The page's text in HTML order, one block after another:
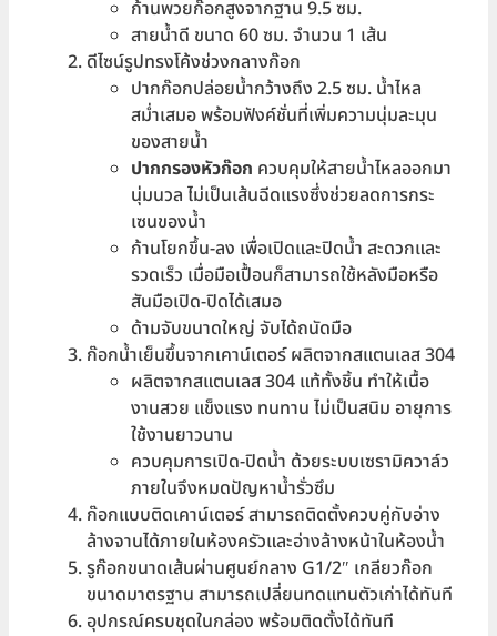
ก้านพวยก๊อกสูงจากฐาน 9.5 ซม.
สายน้ำดี ขนาด 60 ซม. จำนวน 1 เส้น
ดีไซน์รูปทรงโค้งช่วงกลางก๊อก
ปากก๊อกปล่อยน้ำกว้างถึง 2.5 ซม. น้ำไหล
สม่ำเสมอ พร้อมฟังค์ชั่นที่เพิ่มความนุ่มละมุน
ของสายน้ำ
ปากกรองหัวก๊อก ควบคุมให้สายน้ำไหลออกมา
นุ่มนวล ไม่เป็นเส้นฉีดแรงซึ่งช่วยลดการกระ
เซนของน้ำ
ก้านโยกขึ้น-ลง เพื่อเปิดและปิดน้ำ สะดวกและ
รวดเร็ว เมื่อมือเปื้อนก็สามารถใช้หลังมือหรือ
สันมือเปิด-ปิดได้เสมอ
ด้ามจับขนาดใหญ่ จับได้ถนัดมือ
ก๊อกน้ำเย็นขึ้นจากเคาน์เตอร์ ผลิตจากสแตนเลส 304
ผลิตจากสแตนเลส 304 แท้ทั้งชิ้น ทำให้เนื้อ
งานสวย แข็งแรง ทนทาน ไม่เป็นสนิม อายุการ
ใช้งานยาวนาน
ควบคุมการเปิด-ปิดน้ำ ด้วยระบบเซรามิควาล์ว
ภายในจึงหมดปัญหาน้ำรั่วซึม
ก๊อกแบบติดเคาน์เตอร์ สามารถติดตั้งควบคู่กับอ่าง
ล้างจานได้ภายในห้องครัวและอ่างล้างหน้าในห้องน้ำ
รูก๊อกขนาดเส้นผ่านศูนย์กลาง G1/2″ เกลียวก๊อก
ขนาดมาตรฐาน สามารถเปลี่ยนทดแทนตัวเก่าได้ทันที
อุปกรณ์ครบชุดในกล่อง พร้อมติดตั้งได้ทันที